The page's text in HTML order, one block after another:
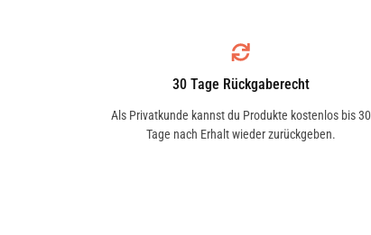
30 Tage Rückgaberecht
Als Privatkunde kannst du Produkte kostenlos bis 30
Tage nach Erhalt wieder zurückgeben.